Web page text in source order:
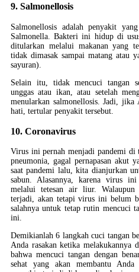
9. Salmonellosis
Salmonellosis adalah penyakit
Salmonella. Bakteri ini hidup di
ditularkan melalui makanan yang
tidak dimasak sampai matang atau
sayuran).
Selain itu, tidak mencuci tangan
unggas atau ikan, atau setelah
menularkan salmonellosis. Jadi, jika
hati, tertular penyakit tersebut.
10. Coronavirus
Virus ini pernah menjadi pandemi di
pneumonia, gagal pernapasan akut
saat pandemi lalu, kita dianjurkan
sabun. Alasannya, karena virus
melalui tetesan air liur. Walaupun
terjadi, akan tetapi virus ini belum
salahnya untuk tetap rutin mencuci
ini.
Demikianlah 6 langkah cuci tangan
Anda rasakan ketika melakukannya
bahwa mencuci tangan dengan
sehat yang akan membantu